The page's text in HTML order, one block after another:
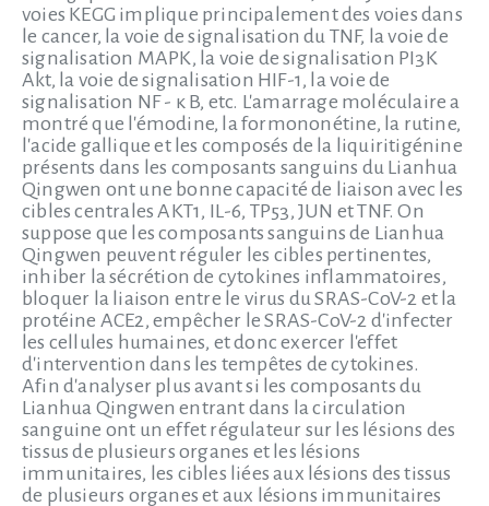
voies KEGG implique principalement des voies dans
le cancer, la voie de signalisation du TNF, la voie de
signalisation MAPK, la voie de signalisation PI3K
Akt, la voie de signalisation HIF-1, la voie de
signalisation NF - κ B, etc. L'amarrage moléculaire a
montré que l'émodine, la formononétine, la rutine,
l'acide gallique et les composés de la liquiritigénine
présents dans les composants sanguins du Lianhua
Qingwen ont une bonne capacité de liaison avec les
cibles centrales AKT1, IL-6, TP53, JUN et TNF. On
suppose que les composants sanguins de Lianhua
Qingwen peuvent réguler les cibles pertinentes,
inhiber la sécrétion de cytokines inflammatoires,
bloquer la liaison entre le virus du SRAS-CoV-2 et la
protéine ACE2, empêcher le SRAS-CoV-2 d'infecter
les cellules humaines, et donc exercer l'effet
d'intervention dans les tempêtes de cytokines.
Afin d'analyser plus avant si les composants du
Lianhua Qingwen entrant dans la circulation
sanguine ont un effet régulateur sur les lésions des
tissus de plusieurs organes et les lésions
immunitaires, les cibles liées aux lésions des tissus
de plusieurs organes et aux lésions immunitaires